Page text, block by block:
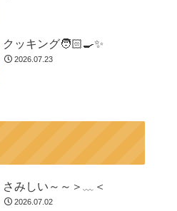
クッキング🧑🏻‍🍳✨
2026.07.23
さみしい～～＞﹏＜
2026.07.02